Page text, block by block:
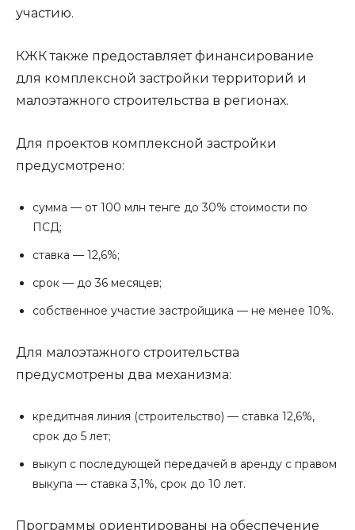
участию.
КЖК также предоставляет финансирование
для комплексной застройки территорий и
малоэтажного строительства в регионах.
Для проектов комплексной застройки
предусмотрено:
сумма — от 100 млн тенге до 30% стоимости по
ПСД;
ставка — 12,6%;
срок — до 36 месяцев;
собственное участие застройщика — не менее 10%.
Для малоэтажного строительства
предусмотрены два механизма:
кредитная линия (строительство) — ставка 12,6%,
срок до 5 лет;
выкуп с последующей передачей в аренду с правом
выкупа — ставка 3,1%, срок до 10 лет.
Программы ориентированы на обеспечение